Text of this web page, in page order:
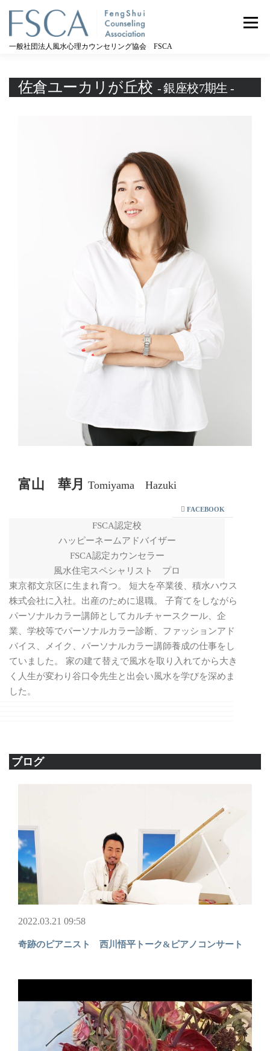
一般社団法人風水心理カウンセリング協会 FSCA
メニュー
佐倉ユーカリが丘校 - 銀座校7期生 -
富山 華月 Tomiyama Hazuki
FACEBOOK
FSCA認定校
ハッピーネームアドバイザー
FSCA認定カウンセラー
風水住宅スペシャリスト プロ
東京都文京区に生まれ育つ。 短大を卒業後、積水ハウス
株式会社に入社。出産のために退職。 子育てをしながら
パーソナルカラー講師としてカルチャースクール、企
業、学校等でパーソナルカラー診断、ファッションアド
バイス、メイク、パーソナルカラー講師養成の仕事をし
ていました。 家の建て替えで風水を取り入れてから大き
く人生が変わり谷口令先生と出会い風水を学びを深めま
した。
ブログ
2022.03.21 09:58
奇跡のピアニスト 西川悟平トーク&ピアノコンサート